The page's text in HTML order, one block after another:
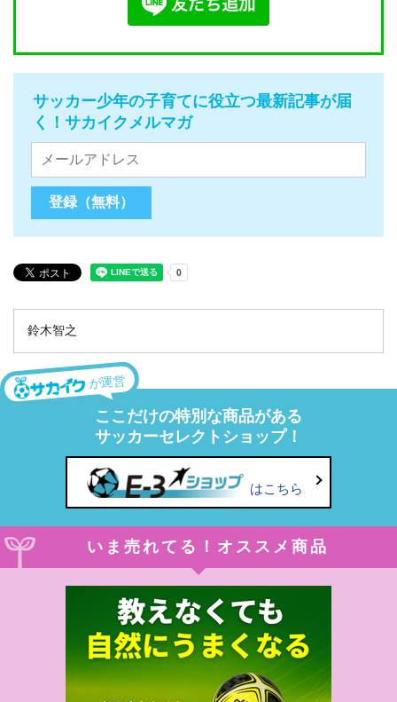
サッカー少年の子育てに役立つ最新記事が届
く！サカイクメルマガ
鈴木智之
が運営
ここだけの特別な商品がある
サッカーセレクトショップ！
はこちら
いま売れてる！オススメ商品